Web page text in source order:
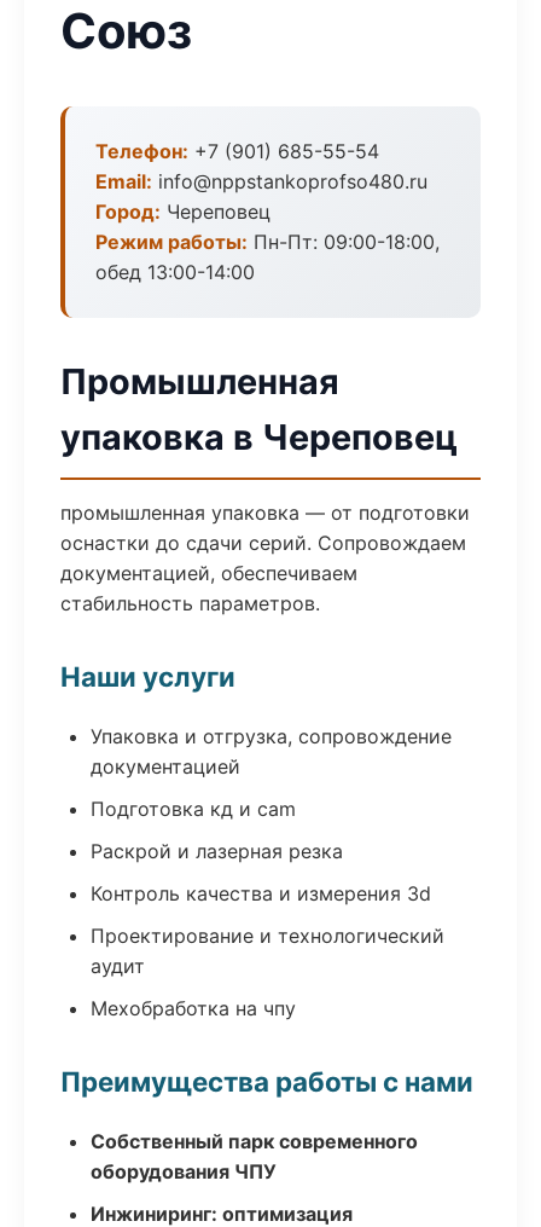
Союз
Телефон: +7 (901) 685-55-54
Email: info@nppstankoprofso480.ru
Город: Череповец
Режим работы: Пн-Пт: 09:00-18:00,
обед 13:00-14:00
Промышленная
упаковка в Череповец
промышленная упаковка — от подготовки
оснастки до сдачи серий. Сопровождаем
документацией, обеспечиваем
стабильность параметров.
Наши услуги
Упаковка и отгрузка, сопровождение
документацией
Подготовка кд и cam
Раскрой и лазерная резка
Контроль качества и измерения 3d
Проектирование и технологический
аудит
Мехобработка на чпу
Преимущества работы с нами
Собственный парк современного
оборудования ЧПУ
Инжиниринг: оптимизация